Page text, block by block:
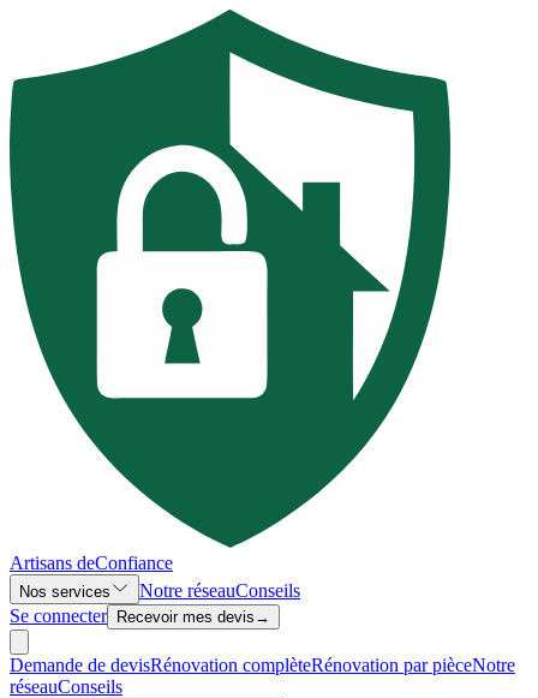
Artisans deConfiance
Nos services Notre réseauConseils
Se connecter
Recevoir mes devis →
Demande de devisRénovation complèteRénovation par pièceNotre
réseauConseils